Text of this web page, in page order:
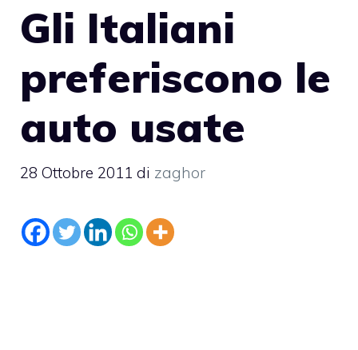
Gli Italiani
preferiscono le
auto usate
28 Ottobre 2011 di zaghor